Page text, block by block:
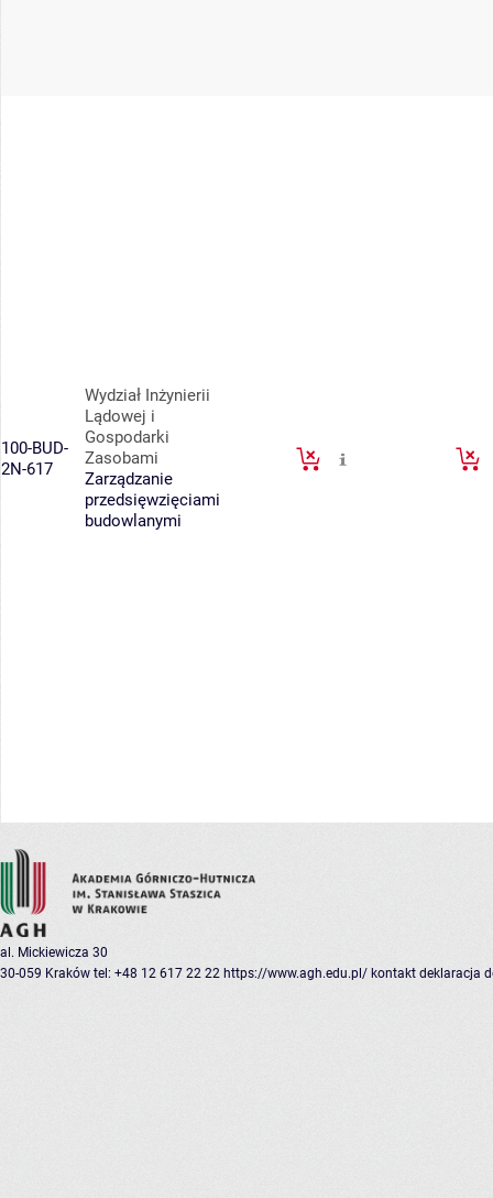
100-BUD-
2N-617
Wydział Inżynierii
Lądowej i
Gospodarki
Zasobami
Zarządzanie
przedsięwzięciami
budowlanymi
al. Mickiewicza 30
30-059 Kraków tel: +48 12 617 22 22 https://www.agh.edu.pl/ kontakt deklaracja